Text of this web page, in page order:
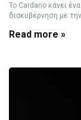
Το Cardano κάνει
διακυβέρνηση με
Read more »